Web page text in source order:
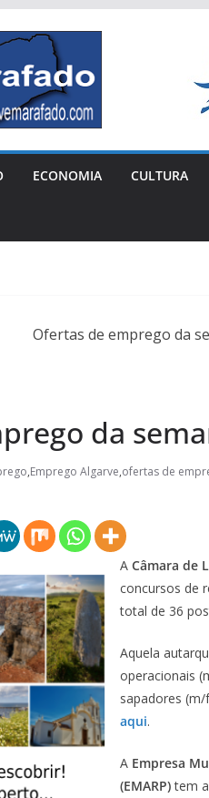
ECONOMIA CULTURA
Ofertas de emprego da
da
,Emprego Algarve,ofertas de
A Câmara de
concursos de
total de 36
Aquela
operacionais
sapadores
aqui.
A Empresa
(EMARP)tem